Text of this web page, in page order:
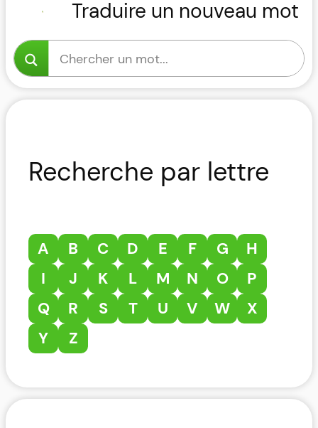
Traduire un nouveau mot
Recherche par lettre
A B C D E F G
H
I
J K L M N O
P
Q
R S T U V W
X
Y
Z